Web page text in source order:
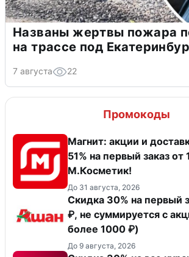
Названы жертвы пожара
на трассе под
7 августа 22
Промокоды
Магнит: акции и
51% на первый заказ от
М.Косметик!
До 31 августа, 2026
Скидка 30% на первый
₽, не суммируется c
более 1000 ₽)
До 9 августа, 2026